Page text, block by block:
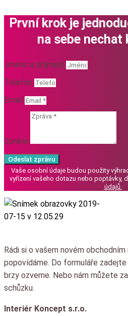
První krok je
na sebe
Jméno a příjmení
Telefon
Email
Zpráva
Odeslat zprávu
Vaše osobní údaje budou použity
vyřízení vašeho dotazu nebo poptávky,
údajů.
Rádi si o vašem novém
popovídáme. Do formuláře
brzy ozveme. Nebo nám můžete
schůzku.
Interiér Koncept s.r.o.